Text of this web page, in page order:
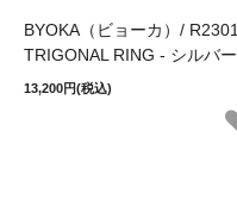
BYOKA（ビョーカ）/ R2301
TRIGONAL RING - シルバー
13,200円(税込)